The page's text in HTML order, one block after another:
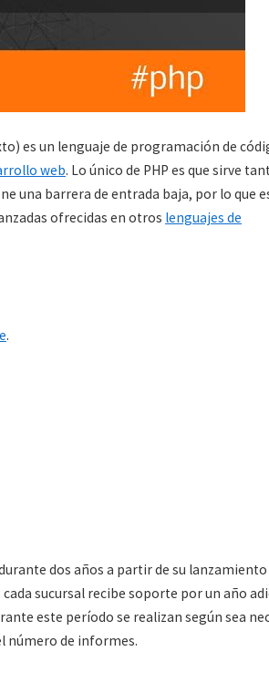
es un lenguaje de programación de
web. Lo único de PHP es que sirve
una barrera de entrada baja, por lo que
ofrecidas en otros lenguajes de
.
dos años a partir de su
sucursal recibe soporte por un año
este período se realizan según sea
número de informes.